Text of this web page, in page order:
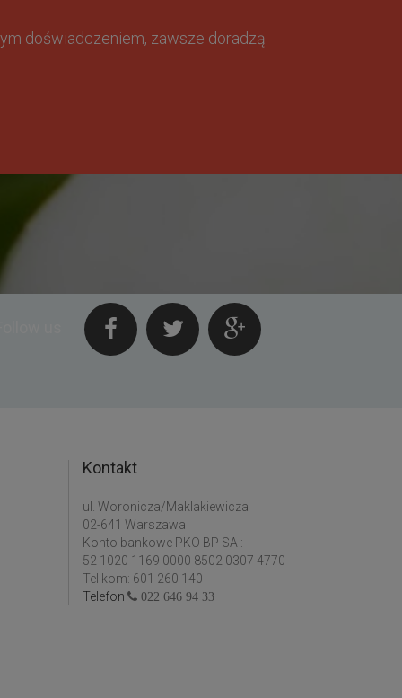
doświadczeniem, zawsze doradzą
Kontakt
ul. Woronicza/Maklakiewicza
02-641 Warszawa
Konto bankowe PKO BP SA :
52 1020 1169 0000 8502 0307 4770
Tel kom: 601 260 140
Telefon
022 646 94 33